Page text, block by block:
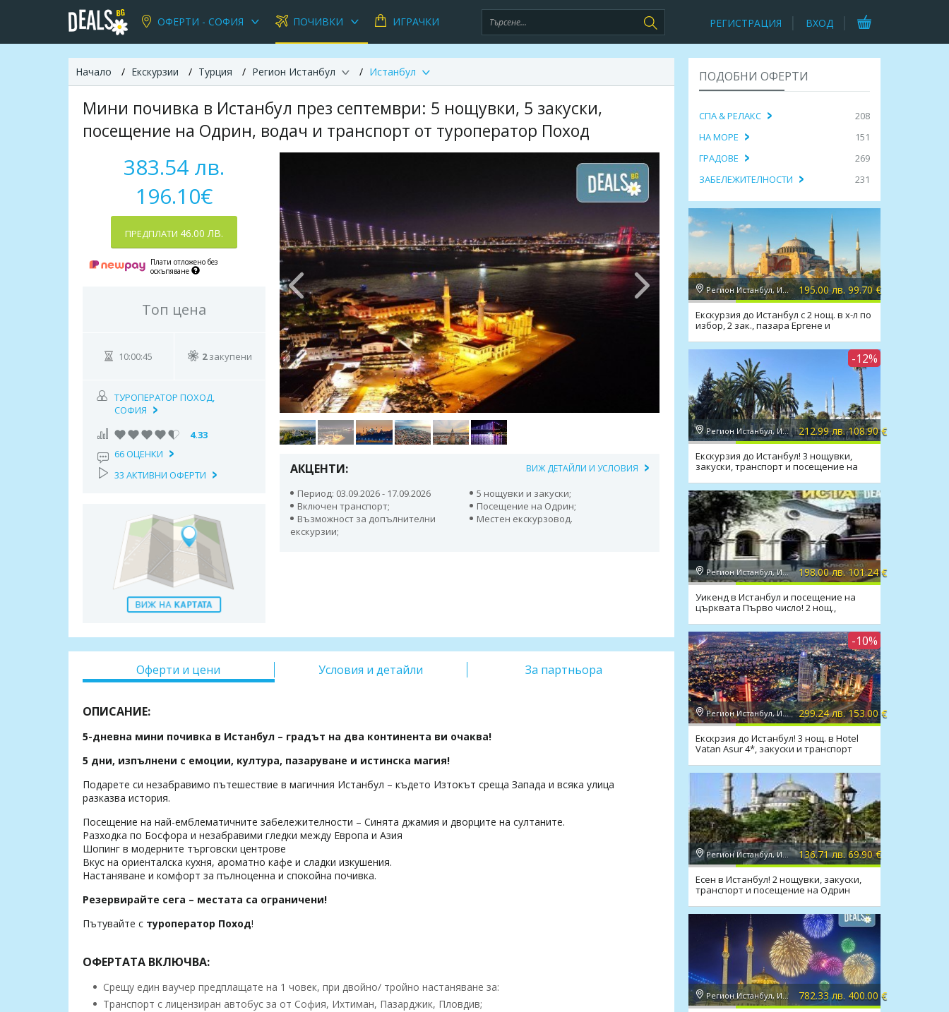
ОФЕРТИ - СОФИЯ ПОЧИВКИ ИГРАЧКИ РЕГИСТРАЦИЯ ВХОД
Начало Екскурзии Турция Регион Истанбул Истанбул
Мини почивка в Истанбул през септември: 5 нощувки, 5 закуски,
посещение на Одрин, водач и транспорт от туроператор Поход
АКЦЕНТИ: ВИЖ ДЕТАЙЛИ И УСЛОВИЯ
Период: 03.09.2026 - 17.09.2026
5 нощувки и закуски;
Включен транспорт;
Посещение на Одрин;
Възможност за допълнителни
екскурзии;
Местен екскурзовод.
383.54 лв.
196.10€
ПРЕДПЛАТИ 46.00 ЛВ.
Плати отложено без
оскъпяване
Топ цена
10:00:44 2закупени
ТУРОПЕРАТОР ПОХОД,
СОФИЯ
4.33
66 ОЦЕНКИ
33 АКТИВНИ ОФЕРТИ
Оферти и цени Условия и детайли За партньора
ОПИСАНИЕ:
5-дневна мини почивка в Истанбул – градът на два континента ви очаква!
5 дни, изпълнени с емоции, култура, пазаруване и истинска магия!
Подарете си незабравимо пътешествие в магичния Истанбул – където Изтокът среща Запада и всяка улица
разказва история.
Посещение на най-емблематичните забележителности – Синята джамия и дворците на султаните.
Разходка по Босфора и незабравими гледки между Европа и Азия
Шопинг в модерните търговски центрове
Вкус на ориенталска кухня, ароматно кафе и сладки изкушения.
Настаняване и комфорт за пълноценна и спокойна почивка.
Резервирайте сега – местата са ограничени!
Пътувайте с туроператор Поход!
ОФЕРТАТА ВКЛЮЧВА:
Срещу един ваучер предплащате на 1 човек, при двойно/ тройно настаняване за:
Транспорт с лицензиран автобус за от София, Ихтиман, Пазарджик, Пловдив;
ПОДОБНИ ОФЕРТИ
СПА & РЕЛАКС
208
НА МОРЕ
151
ГРАДОВЕ
269
ЗАБЕЛЕЖИТЕЛНОСТИ
231
Регион Истанбул, Истанбул 195.00 лв. 99.70 €
Екскурзия до Истанбул с 2 нощ. в х-л по
избор, 2 зак., пазара Ергене и
-12%
Регион Истанбул, Истанбул 212.99 лв. 108.90 €
Екскурзия до Истанбул! 3 нощувки,
закуски, транспорт и посещение на
Регион Истанбул, Истанбул 198.00 лв. 101.24 €
Уикенд в Истанбул и посещение на
църквата Първо число! 2 нощ.,
-10%
Регион Истанбул, Истанбул 299.24 лв. 153.00 €
Екскрзия до Истанбул! 3 нощ. в Hotel
Vatan Asur 4*, закуски и транспорт
Регион Истанбул, Истанбул 136.71 лв. 69.90 €
Есен в Истанбул! 2 нощувки, закуски,
транспорт и посещение на Одрин
Регион Истанбул, Истанбул 782.33 лв. 400.00 €